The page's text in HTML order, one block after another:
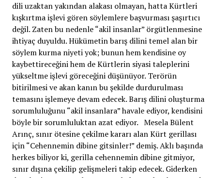
dili uzaktan yakından alakası olmayan, hatta Kürtleri
kışkırtma işlevi gören söylemlere başvurması şaşırtıcı
değil. Zaten bu nedenle “akil insanlar” örgütlenmesine
ihtiyaç duyuldu. Hükümetin barış dilini temel alan bir
söylem kurma niyeti yok; bunun hem kendisine oy
kaybettireceğini hem de Kürtlerin siyasi taleplerini
yükseltme işlevi göreceğini düşünüyor. Terörün
bitirilmesi ve akan kanın bu şekilde durdurulması
temasını işlemeye devam edecek. Barış dilini oluşturma
sorumluluğunu “akil insanlara” havale ediyor, kendisini
böyle bir sorumluluktan azat ediyor. Mesela Bülent
Arınç, sınır ötesine çekilme kararı alan Kürt gerillası
için “Cehennemin dibine gitsinler!” demiş. Aklı başında
herkes biliyor ki, gerilla cehennemin dibine gitmiyor,
sınır dışına çekilip gelişmeleri takip edecek. Giderken